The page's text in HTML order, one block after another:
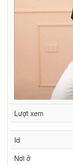
Lượt xem
Id
Nơi ở